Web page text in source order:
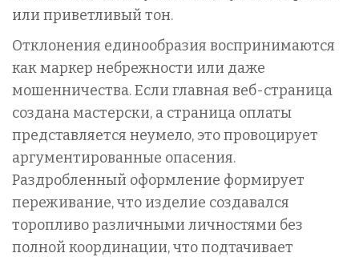
или приветливый тон.
Отклонения единообразия воспринимаются
как маркер небрежности или даже
мошенничества. Если главная веб-страница
создана мастерски, а страница оплаты
представляется неумело, это провоцирует
аргументированные опасения.
Раздробленный оформление формирует
переживание, что изделие создавался
торопливо различными личностями без
полной координации, что подтачивает